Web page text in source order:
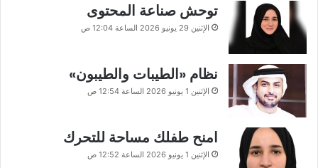
توحش صناعة المحتوى
الإثنين 29 يونيو 2026 الساعة 12:04 ص
نظام «الطيبات والطيبون»
الإثنين 1 يونيو 2026 الساعة 12:54 ص
امنح طفلك مساحة للتحرك
الإثنين 1 يونيو 2026 الساعة 12:52 ص